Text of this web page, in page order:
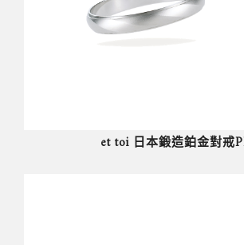
et toi 日本鍛造鉑金對戒